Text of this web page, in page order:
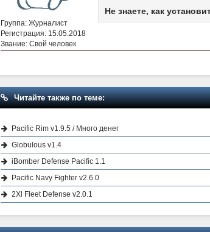
Группа: Журналист
Регистрация: 15.05.2018
Звание: Свой человек
Не знаете, как
Читайте также по теме:
Pacific Rim v1.9.5 / Много денег
Globulous v1.4
iBomber Defense Pacific 1.1
Pacific Navy Fighter v2.6.0
2Xl Fleet Defense v2.0.1